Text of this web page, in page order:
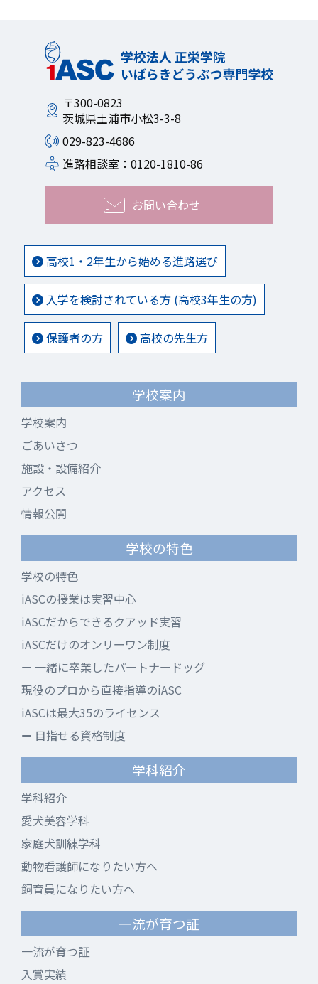
〒300-0823
茨城県土浦市小松3-3-8
029-823-4686
進路相談室：0120-1810-86
お問い合わせ
高校1・2年生から始める進路選び
入学を検討されている方 (高校3年生の方)
保護者の方 高校の先生方
学校案内
学校案内
ごあいさつ
施設・設備紹介
アクセス
情報公開
学校の特色
学校の特色
iASCの授業は実習中心
iASCだからできるクアッド実習
iASCだけのオンリーワン制度
一緒に卒業したパートナードッグ
現役のプロから直接指導のiASC
iASCは最大35のライセンス
目指せる資格制度
学科紹介
学科紹介
愛犬美容学科
家庭犬訓練学科
動物看護師になりたい方へ
飼育員になりたい方へ
一流が育つ証
一流が育つ証
入賞実績